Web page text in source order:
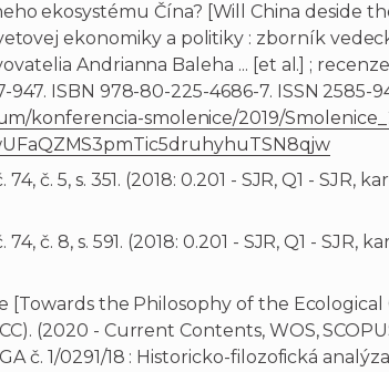
ekosystému Čína? [Will China deside
ekonomiky a politiky : zborník
Andrianna Baleha ... [et al.] ;
947. ISBN 978-80-225-4686-7. ISSN
konferencia-smolenice/2019/
č. 5, s. 351. (2018: 0.201 - SJR, Q1 -
č. 8, s. 591. (2018: 0.201 - SJR, Q1 -
the Philosophy of the Ecological
(2020 - Current Contents, WOS,
č. 1/0291/18 : Historicko-filozofická